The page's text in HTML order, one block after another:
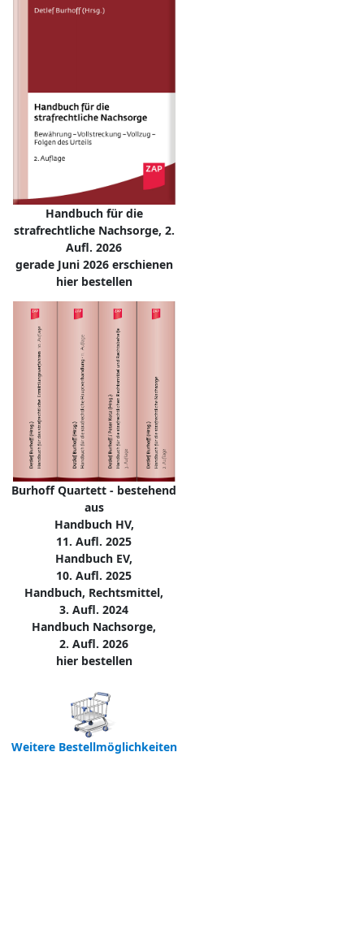
Handbuch für die
strafrechtliche Nachsorge, 2.
Aufl. 2026
gerade Juni 2026 erschienen
hier bestellen
Burhoff Quartett - bestehend
aus
Handbuch HV,
11. Aufl. 2025
Handbuch EV,
10. Aufl. 2025
Handbuch, Rechtsmittel,
3. Aufl. 2024
Handbuch Nachsorge,
2. Aufl. 2026
hier bestellen
Weitere Bestellmöglichkeiten